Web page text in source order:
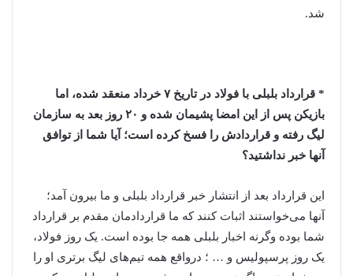
شد.
* قرارداد بلبلی با فولاد در تاریخ ۷ خرداد منعقد شده، اما
بازیکن پس از این امضا پشیمان شده و ۲۰ روز بعد به سازمان
لیگ رفته و قراردادش را فسخ کرده است؛ آیا شما از توافق
آنها خبر نداشتید؟
این قرارداد بعد از انتشار خبر قرارداد بلبلی و ما بیرون آمد؛
آنها می‌خواستند اثبات کنند که ما قراردادمان مقدم بر قرارداد
شما بوده وگرنه اخبار بلبلی همه جا بوده است. یک روز فولاد،
یک روز پرسپولیس و … ؛ درواقع همه تیم‌های لیگ برتری او را